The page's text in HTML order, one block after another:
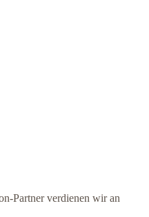
Partner verdienen wir an